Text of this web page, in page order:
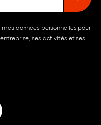
mes données personnelles pour
ses activités et ses